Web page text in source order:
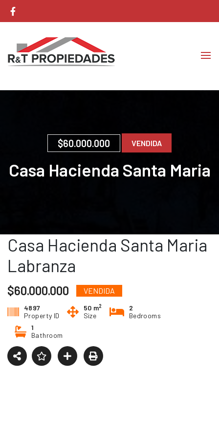
$60.000.000 VENDIDA
Casa Hacienda Santa Maria
Casa Hacienda Santa Maria
Labranza
$60.000.000 VENDIDA
4897
Property ID
50 m2
Size
2
Bedrooms
1
Bathroom